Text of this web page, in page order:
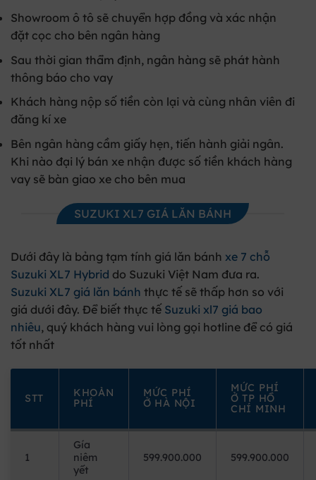
Showroom ô tô sẽ chuyển hợp đồng và xác nhận
đặt cọc cho bên ngân hàng
Sau thời gian thẩm định, ngân hàng sẽ phát hành
thông báo cho vay
Khách hàng nộp số tiền còn lại và cùng nhân viên đi
đăng kí xe
Bên ngân hàng cầm giấy hẹn, tiến hành giải ngân.
Khi nào đại lý bán xe nhận được số tiền khách hàng
vay sẽ bàn giao xe cho bên mua
SUZUKI XL7 GIÁ LĂN BÁNH
Dưới đây là bảng tạm tính giá lăn bánh xe 7 chỗ
Suzuki XL7 Hybrid do Suzuki Việt Nam đưa ra.
Suzuki XL7 giá lăn bánh thực tế sẽ thấp hơn so với
giá dưới đây. Để biết thực tế Suzuki xl7 giá bao
nhiêu, quý khách hàng vui lòng gọi hotline để có giá
tốt nhất
STT
KHOẢN
PHÍ
MỨC PHÍ
Ở HÀ NỘI
MỨC PHÍ
Ở TP HỒ
CHÍ MINH
1
Gía
niêm
yết
599.900.000 599.900.000